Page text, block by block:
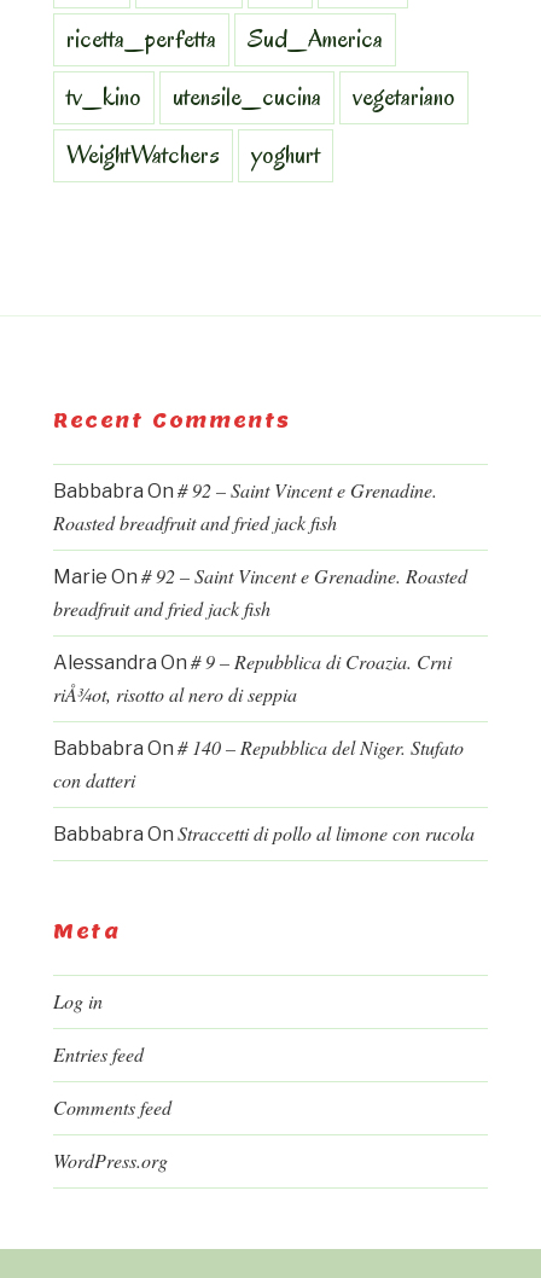
ricetta_perfetta
Sud_America
tv_kino
utensile_cucina
vegetariano
WeightWatchers
yoghurt
Recent Comments
Babbabra On # 92 – Saint Vincent e Grenadine.
Roasted breadfruit and fried jack fish
Marie On # 92 – Saint Vincent e Grenadine. Roasted
breadfruit and fried jack fish
Alessandra On # 9 – Repubblica di Croazia. Crni
riÅ¾ot, risotto al nero di seppia
Babbabra On # 140 – Repubblica del Niger. Stufato
con datteri
Babbabra On Straccetti di pollo al limone con rucola
Meta
Log in
Entries feed
Comments feed
WordPress.org